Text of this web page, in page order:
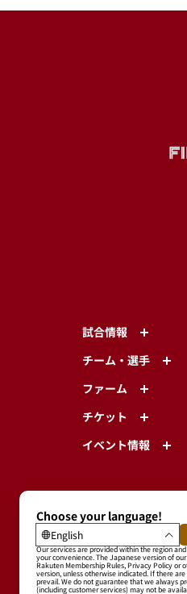
試合情報
チーム・選手
ファーム
チケット
イベント情報